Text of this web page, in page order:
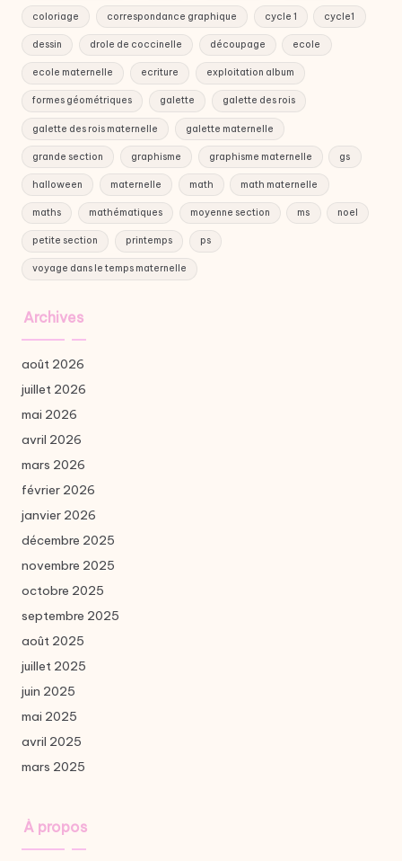
coloriage correspondance graphique cycle 1 cycle1
dessin drole de coccinelle découpage ecole
ecole maternelle ecriture exploitation album
formes géométriques galette galette des rois
galette des rois maternelle galette maternelle
grande section graphisme graphisme maternelle gs
halloween maternelle math math maternelle
maths mathématiques moyenne section ms noel
petite section printemps ps
voyage dans le temps maternelle
Archives
août 2026
juillet 2026
mai 2026
avril 2026
mars 2026
février 2026
janvier 2026
décembre 2025
novembre 2025
octobre 2025
septembre 2025
août 2025
juillet 2025
juin 2025
mai 2025
avril 2025
mars 2025
À propos